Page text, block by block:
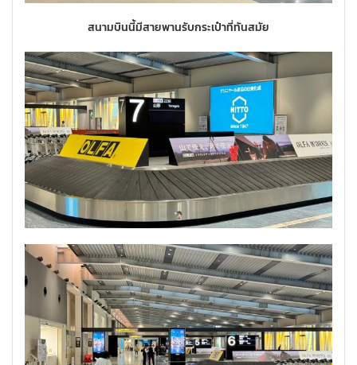
สนามบินนี้มีสายพานรับกระเป๋าที่ทันสมัย